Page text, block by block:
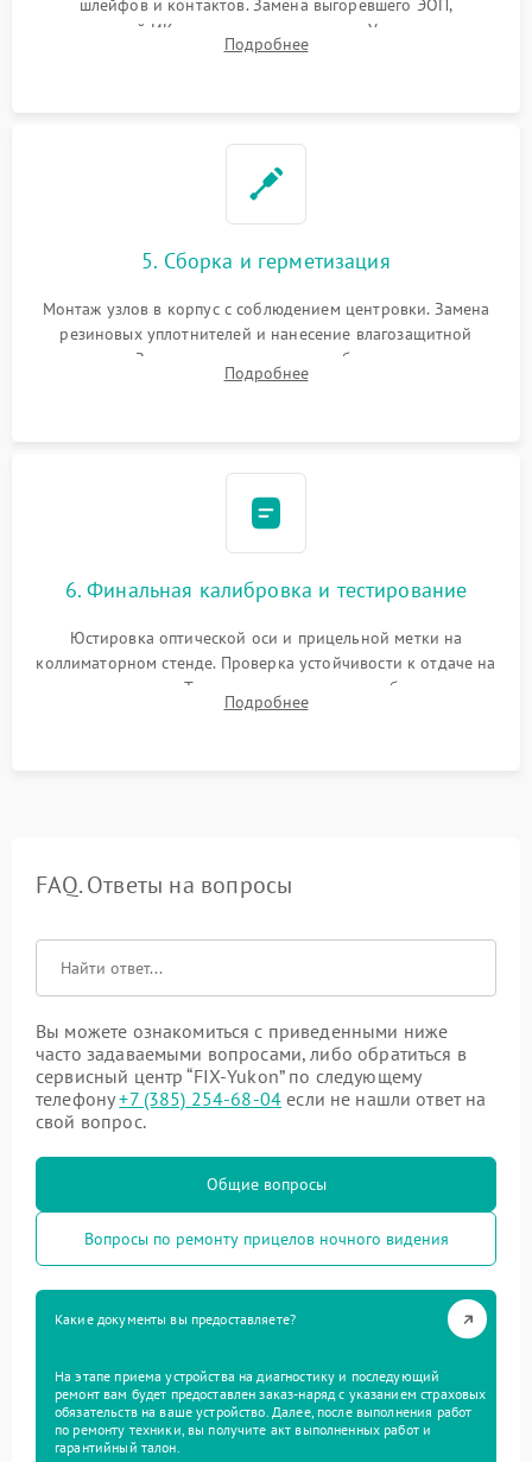
шлейфов и контактов. Замена выгоревшего ЭОП,
неисправной ИК-подсветки или матрицы. Ультразвуковая
очистка плат и удаление загрязнений с линз объектива и
Подробнее
5. Сборка и герметизация
Монтаж узлов в корпус с соблюдением центровки. Замена
резиновых уплотнителей и нанесение влагозащитной
смазки. Заполнение внутреннего объема прицела
осушенным азотом для предотвращения запотевания оптики
Подробнее
6. Финальная калибровка и тестирование
Юстировка оптической оси и прицельной метки на
коллиматорном стенде. Проверка устойчивости к отдаче на
ударном стенде. Тестирование качества изображения в
темноте, дальности обнаружения и корректной работы всех
Подробнее
FAQ. Ответы на вопросы
Вы можете ознакомиться с приведенными ниже
часто задаваемыми вопросами, либо обратиться в
сервисный центр “FIX-Yukon” по следующему
телефону+7 (385) 254-68-04 если не нашли ответ на
свой вопрос.
Общие вопросы
Вопросы по ремонту прицелов ночного видения
Какие документы вы предоставляете?
На этапе приема устройства на диагностику и последующий
ремонт вам будет предоставлен заказ-наряд с указанием страховых
обязательств на ваше устройство. Далее, после выполнения работ
по ремонту техники, вы получите акт выполненных работ и
гарантийный талон.